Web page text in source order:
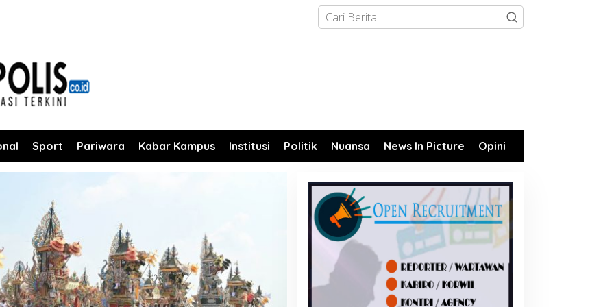
Sport Pariwara Kabar Kampus Institusi Politik Nuansa News In Picture Opini